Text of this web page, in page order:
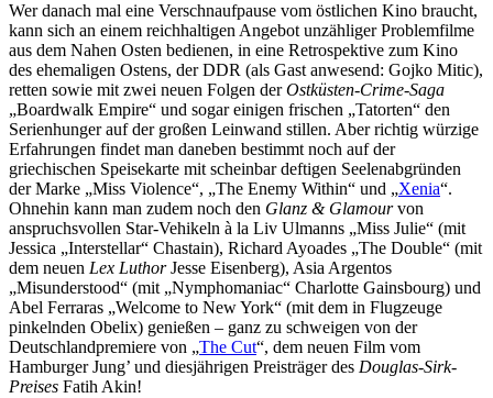
Wer danach mal eine Verschnaufpause vom östlichen Kino braucht,
kann sich an einem reichhaltigen Angebot unzähliger Problemfilme
aus dem Nahen Osten bedienen, in eine Retrospektive zum Kino
des ehemaligen Ostens, der DDR (als Gast anwesend: Gojko Mitic),
retten sowie mit zwei neuen Folgen derOstküsten-Crime-Saga
„Boardwalk Empire“ und sogar einigen frischen „Tatorten“ den
Serienhunger auf der großen Leinwand stillen. Aber richtig würzige
Erfahrungen findet man daneben bestimmt noch auf der
griechischen Speisekarte mit scheinbar deftigen Seelenabgründen
der Marke „Miss Violence“, „The Enemy Within“ und „Xenia“.
Ohnehin kann man zudem noch den Glanz & Glamourvon
anspruchsvollen Star-Vehikeln à la Liv Ulmanns „Miss Julie“ (mit
Jessica „Interstellar“ Chastain), Richard Ayoades „The Double“ (mit
dem neuen Lex LuthorJesse Eisenberg), Asia Argentos
„Misunderstood“ (mit „Nymphomaniac“ Charlotte Gainsbourg) und
Abel Ferraras „Welcome to New York“ (mit dem in Flugzeuge
pinkelnden Obelix) genießen – ganz zu schweigen von der
Deutschlandpremiere von „The Cut“, dem neuen Film vom
Hamburger Jung’ und diesjährigen Preisträger des Douglas-Sirk-
Preises Fatih Akin!